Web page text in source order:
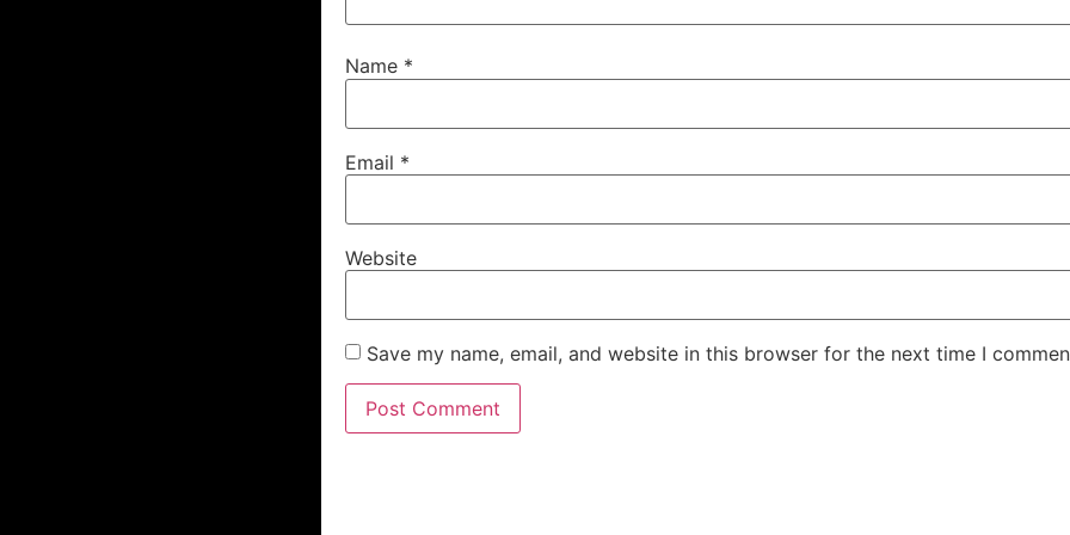
Name *
Email *
Website
Save my name, email, and website in this browser for the next time I